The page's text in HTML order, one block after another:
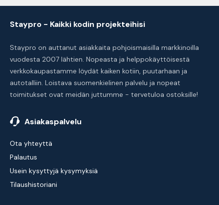
Staypro - Kaikki kodin projekteihisi
Staypro on auttanut asiakkaita pohjoismaisilla markkinoilla
vuodesta 2007 lähtien. Nopeasta ja helppokäyttöisestä
verkkokaupastamme löydät kaiken kotiin, puutarhaan ja
autotalliin. Loistava suomenkielinen palvelu ja nopeat
toimitukset ovat meidän juttumme - tervetuloa ostoksille!
Asiakaspalvelu
Ota yhteyttä
Palautus
Usein kysyttyjä kysymyksiä
Tilaushistoriani